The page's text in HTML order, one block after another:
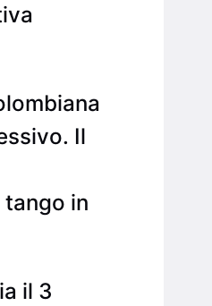
Il
tango in
il 3